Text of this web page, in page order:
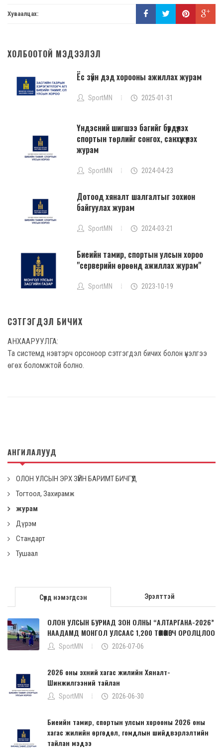
Хуваалцах:
ХОЛБООТОЙ МЭДЭЭЛЭЛ
Ёс зүйн дэд хорооны ажиллах журам
SportMN 2025-01-31
Үндэсний шигшээ багийг бүрдүүлэх
спортын төрлийг сонгох, санхүүжүүлэх
журам
SportMN 2024-04-23
Дотоод хяналт шалгалтыг зохион
байгуулах журам
SportMN 2024-03-21
Биеийн тамир, спортын улсын хороо
"серверийн өрөөнд ажиллах журам"
SportMN 2023-10-19
СЭТГЭГДЭЛ БИЧИХ
АНХААРУУЛГА:
Та системд нэвтэрч орсоноор сэтгэгдэл бичих болон үнэлгээ
өгөх боломжтой болно.
АНГИЛАЛУУД
ОЛОН УЛСЫН ЭРХ ЗҮЙН БАРИМТ БИЧГҮҮД
Тогтоол, Захирамж
журам
Дүрэм
Стандарт
Тушаал
Сүүлд нэмэгдсэн Эрэлттэй
ОЛОН УЛСЫН БУРИАД ЗОН ОЛНЫ “АЛТАРГАНА-2026”
НААДАМД МОНГОЛ УЛСААС 1,200 ТӨЛӨӨЛӨГЧ ОРОЛЦЛОО
SportMN 2026-07-06
2026 оны эхний хагас жилийн Хяналт-
Шинжилгээний тайлан
SportMN 2026-06-30
Биеийн тамир, спортын улсын хорооны 2026 оны
хагас жилийн өргөдөл, гомдлын шийдвэрлэлтийн
тайлан мэдээ